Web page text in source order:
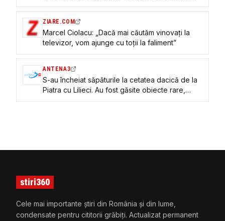
gândesc la asta”
ZIARE.COM
Marcel Ciolacu: „Dacă mai căutăm vinovați la
televizor, vom ajunge cu toții la faliment”
ANTENA3
S-au încheiat săpăturile la cetatea dacică de la
Piatra cu Lilieci. Au fost găsite obiecte rare,
printre care o fibulă romană
stiri360
Cele mai importante știri din România și din lume,
condensate pentru cititorii grăbiți. Actualizat permanent